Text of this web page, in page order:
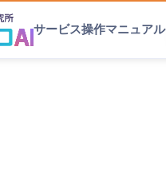
サービス操作マニュアル